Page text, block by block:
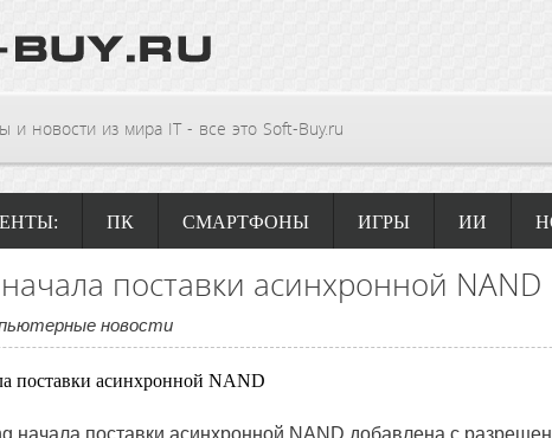
и новости из мира IT - все это Soft-Buy.ru
ПК СМАРТФОНЫ ИГРЫ ИИ
поставки асинхронной NAND
новости
начала поставки асинхронной NAND добавлена с